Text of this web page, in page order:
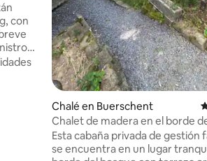
con
La
Chalé en Buerschent
Chalet de madera en el borde
Esta cabaña privada de gestión
se encuentra en un lugar